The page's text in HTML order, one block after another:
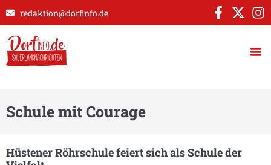
redaktion@dorfinfo.de
Schule mit Courage
Hüstener Röhrschule feiert sich als Schule der